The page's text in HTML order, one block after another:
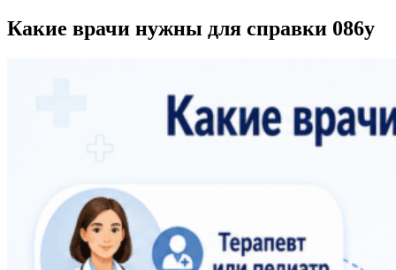
Какие врачи нужны для справки 086у